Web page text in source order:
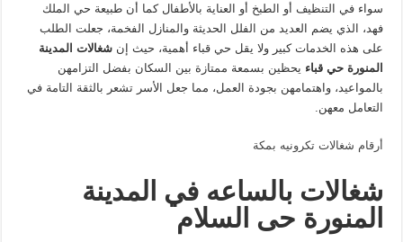
سواء في التنظيف أو الطبخ أو العناية بالأطفال كما أن طبيعة حي الملك
فهد، الذي يضم العديد من الفلل الحديثة والمنازل الفخمة، جعلت الطلب
على هذه الخدمات كبير ولا يقل حي قباء أهمية، حيث إنشغالات المدينة
المنورة حي قباء يحظين بسمعة ممتازة بين السكان بفضل التزامهن
بالمواعيد، واهتمامهن بجودة العمل، مما جعل الأسر تشعر بالثقة التامة في
التعامل معهن.
أرقام شغالات تكرونيه بمكة
شغالات بالساعه في المدينة
المنورة حى السلام